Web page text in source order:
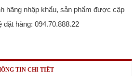
hãng nhập khẩu, sản phẩm được cập
đặt hàng: 094.70.888.22
TIN CHI TIẾT